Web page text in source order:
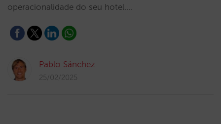
operacionalidade do seu hotel.…
Pablo Sánchez
25/02/2025